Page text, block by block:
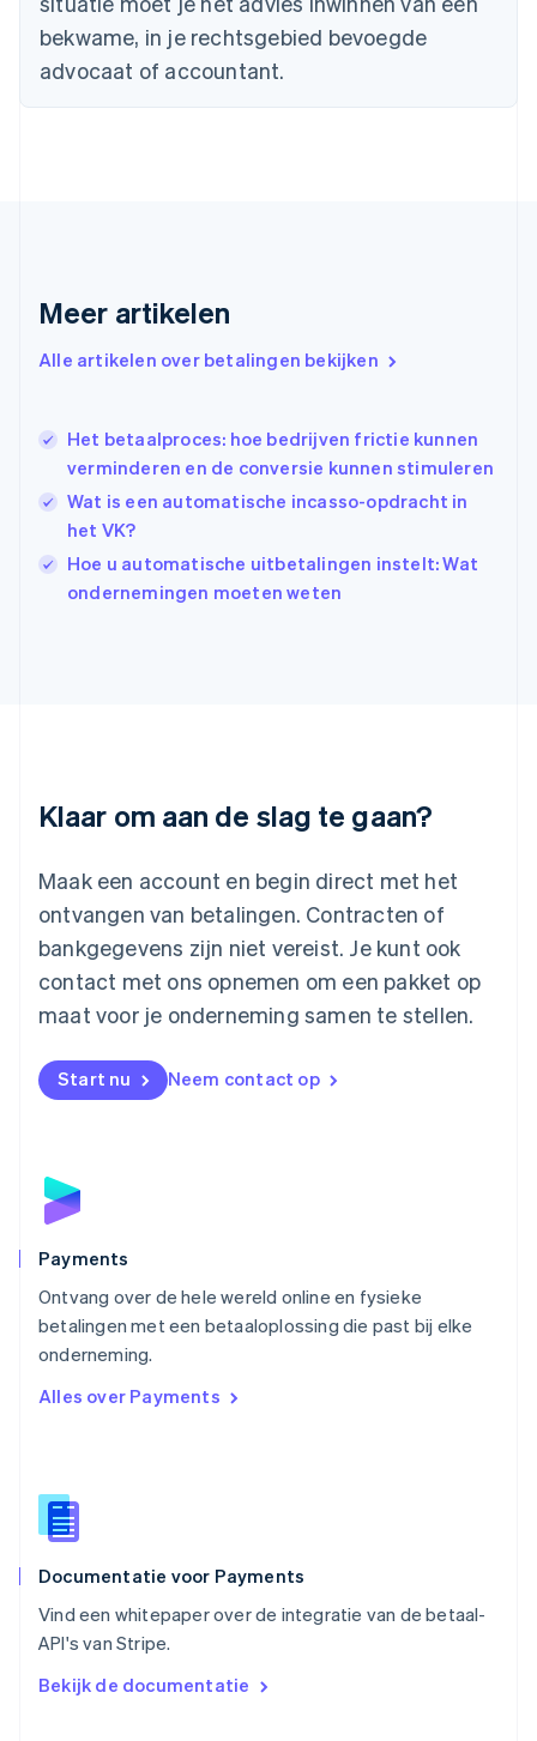
bekwame, in je rechtsgebied bevoegde
advocaat of accountant.
Meer artikelen
Alle artikelen over betalingen bekijken
Het betaalproces: hoe bedrijven frictie kunnen
verminderen en de conversie kunnen stimuleren
Wat is een automatische incasso-opdracht in
het VK?
Hoe u automatische uitbetalingen instelt: Wat
ondernemingen moeten weten
Klaar om aan de slag te gaan?
Maak een account en begin direct met het
ontvangen van betalingen. Contracten of
bankgegevens zijn niet vereist. Je kunt ook
contact met ons opnemen om een pakket op
maat voor je onderneming samen te stellen.
Start nu Neem contact op
Payments
Ontvang over de hele wereld online en fysieke
betalingen met een betaaloplossing die past bij elke
onderneming.
Alles over Payments
Documentatie voor Payments
Vind een whitepaper over de integratie van de betaal-
API's van Stripe.
Bekijk de documentatie
Duitsland
DeutschEnglish
Estland
English
Finland
Hongarije
Hongkong SAR, China
English
English
Italië
ItalianoEnglish
日本語 English
Kroatië
FrançaisDeutschEnglish
English
Malta
English
Mexico
Nederland
NederlandsEnglish
English
Noorwegen
Polen
English
Português
English
Singapore
English简体中文
EnglishItaliano
Español
Thailand
Tsjechië
Vasteland van China
简体中文English
English